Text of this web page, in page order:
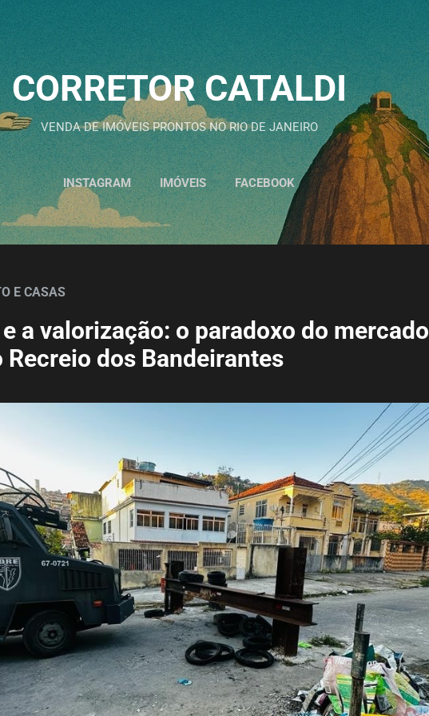
Pular para o conteúdo principal
CORRETOR CATALDI
VENDA DE IMÓVEIS PRONTOS NO RIO DE JANEIRO
INSTAGRAM IMÓVEIS FACEBOOK
E CASAS
a valorização: o paradoxo do mercado
dos Bandeirantes